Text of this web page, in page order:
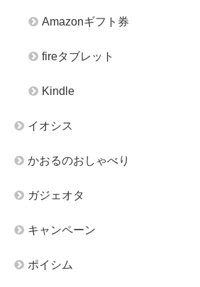
Amazonギフト券
fireタブレット
Kindle
イオシス
かおるのおしゃべり
ガジェオタ
キャンペーン
ポイシム